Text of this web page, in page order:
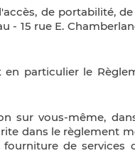
de portabilité,
- 15 rue E.
particulier le
sur vous-même,
dans le règlement
de services